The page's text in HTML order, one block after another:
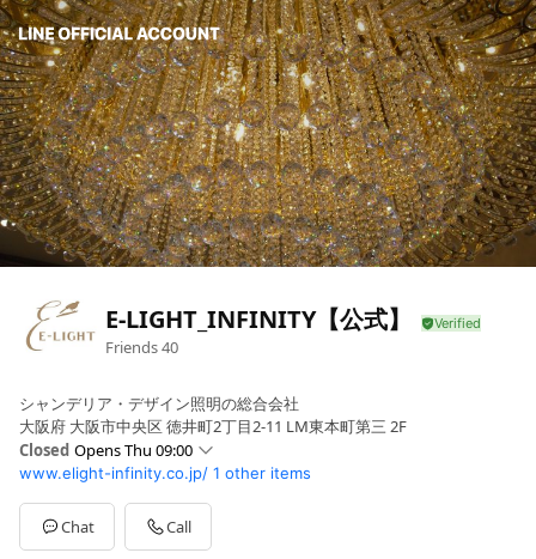
E-LIGHT_INFINITY【公式】
Friends40
シャンデリア・デザイン照明の総合会社
大阪府 大阪市中央区 徳井町2丁目2-11 LM東本町第三 2F
Closed Opens Thu 09:00
SunClosed
Mon09:00 - 18:00
Tue09:00 - 18:00
Wed09:00 - 18:00
www.elight-infinity.co.jp/ 1 other items
Chat Call